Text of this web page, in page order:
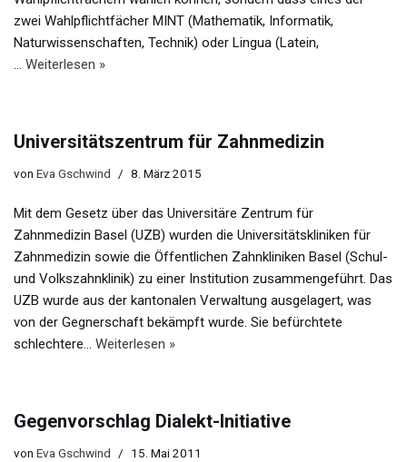
zwei Wahlpflichtfächer MINT (Mathematik, Informatik,
Naturwissenschaften, Technik) oder Lingua (Latein,
… Weiterlesen »
Universitätszentrum für Zahnmedizin
von Eva Gschwind 8. März 2015
Mit dem Gesetz über das Universitäre Zentrum für
Zahnmedizin Basel (UZB) wurden die Universitätskliniken für
Zahnmedizin sowie die Öffentlichen Zahnkliniken Basel (Schul-
und Volkszahnklinik) zu einer Institution zusammengeführt. Das
UZB wurde aus der kantonalen Verwaltung ausgelagert, was
von der Gegnerschaft bekämpft wurde. Sie befürchtete
schlechtere… Weiterlesen »
Gegenvorschlag Dialekt-Initiative
von Eva Gschwind 15. Mai 2011